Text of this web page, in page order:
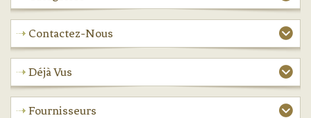
Contactez-Nous
Déjà Vus
Fournisseurs